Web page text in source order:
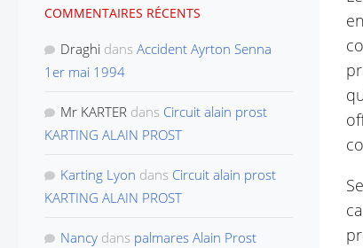
COMMENTAIRES RÉCENTS
Draghi dans Accident Ayrton Senna
1er mai 1994
Mr KARTER dans Circuit alain prost
KARTING ALAIN PROST
Karting Lyon dans Circuit alain prost
KARTING ALAIN PROST
Nancy dans palmares Alain Prost